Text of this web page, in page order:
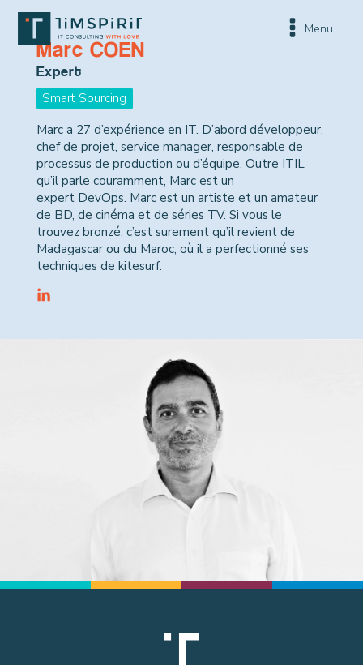
Menu
Marc COEN
Expert
Smart Sourcing
Marc a 27 d’expérience en IT. D’abord développeur,
chef de projet, service manager, responsable de
processus de production ou d’équipe. Outre ITIL
qu’il parle couramment, Marc est un
expert DevOps. Marc est un artiste et un amateur
de BD, de cinéma et de séries TV. Si vous le
trouvez bronzé, c’est surement qu’il revient de
Madagascar ou du Maroc, où il a perfectionné ses
techniques de kitesurf.